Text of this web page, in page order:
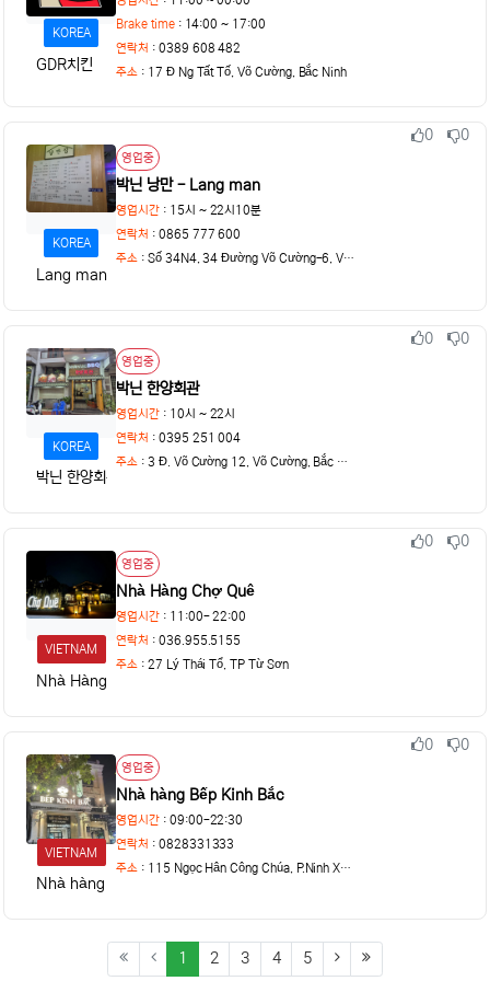
KOREA
GDR치킨
Brake time: 14:00 ~ 17:00
연락처 : 0389 608 482
주소 : 17 Đ Ng Tất Tố, Võ Cường, Bắc Ninh
상태
KOREA
Lang man
영업중
박닌 낭만 - Lang man
영업시간 : 15시 ~ 22시10분
연락처 : 0865 777 600
주소 : Số 34N4, 34 Đường Võ Cường-6, Võ Cường, Bắc Ninh
추천
0
비추천
0
상태
KOREA
박닌 한양회관
영업중
박닌 한양회관
영업시간 : 10시 ~ 22시
연락처 : 0395 251 004
주소 : 3 Đ. Võ Cường 12, Võ Cường, Bắc Ninh
추천
0
비추천
0
VIETNAM
Nhà Hàng Chợ Quê
영업중
Nhà Hàng Chợ Quê
영업시간 : 11:00- 22:00
연락처 : 036.955.5155
주소 : 27 Lý Thái Tổ, TP Từ Sơn
추천
0
비추천
0
상태
VIETNAM
Nhà hàng Bếp Kinh Bắc
영업중
Nhà hàng Bếp Kinh Bắc
영업시간 : 09:00-22:30
연락처 : 0828331333
주소 : 115 Ngọc Hân Công Chúa, P.Ninh Xá, Bắc Ninh
추천
0
비추천
0
1 (current)
2 3 4 5 (next)(last)